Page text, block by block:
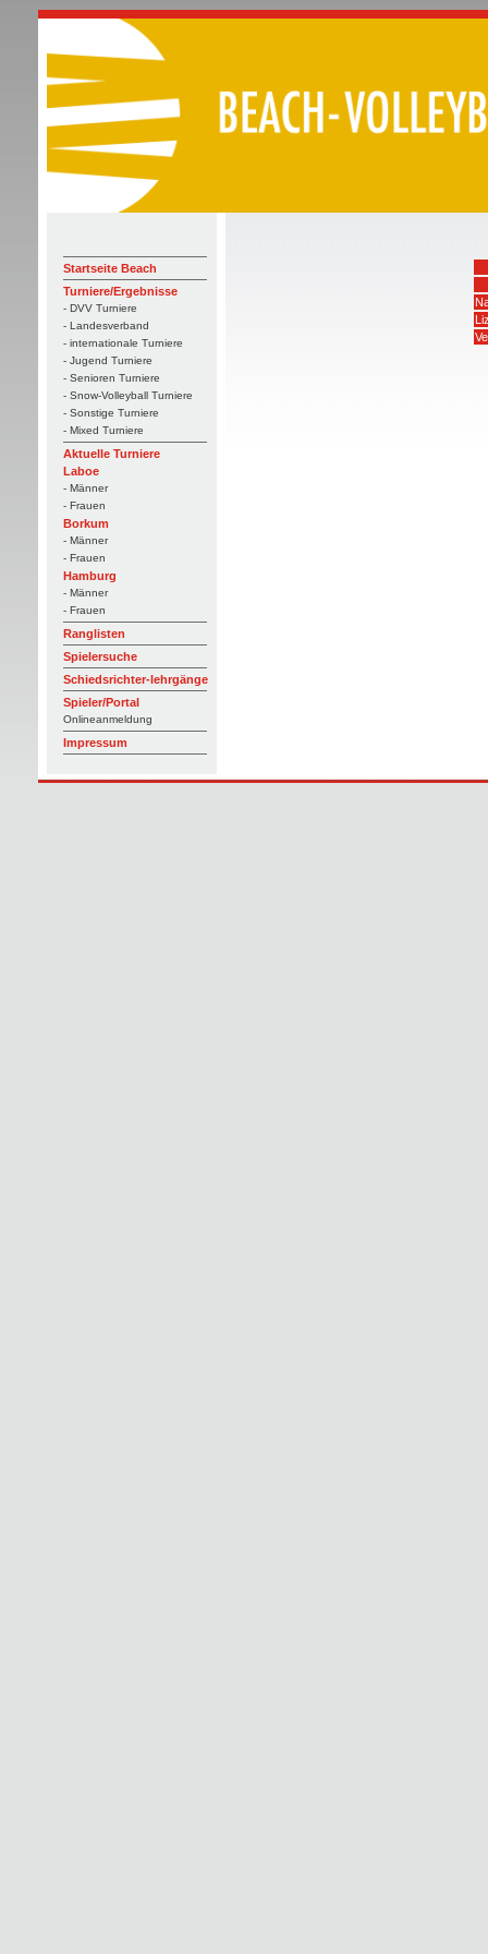
Startseite Beach
Turniere/Ergebnisse
- DVV Turniere
- Landesverband
- internationale Turniere
- Jugend Turniere
- Senioren Turniere
- Snow-Volleyball Turniere
- Sonstige Turniere
- Mixed Turniere
Aktuelle Turniere
Laboe
- Männer
- Frauen
Borkum
- Männer
- Frauen
Hamburg
- Männer
- Frauen
Ranglisten
Spielersuche
Schiedsrichter-lehrgänge
Spieler/Portal
Onlineanmeldung
Impressum